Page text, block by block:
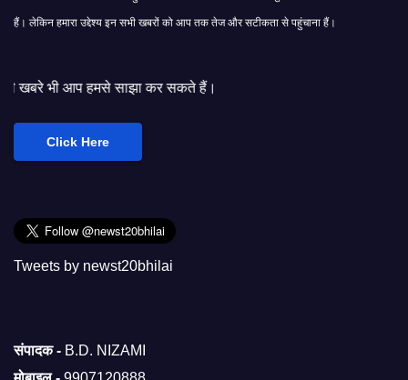
हैं। लेकिन हमारा उद्देश्य इन सभी खबरों को आप तक तेज और सटीकता से पहुंचाना हैं।
साझा कर सकते हैं।
Click Here
Tweets by newst20bhilai
संपादक - B.D. NIZAMI